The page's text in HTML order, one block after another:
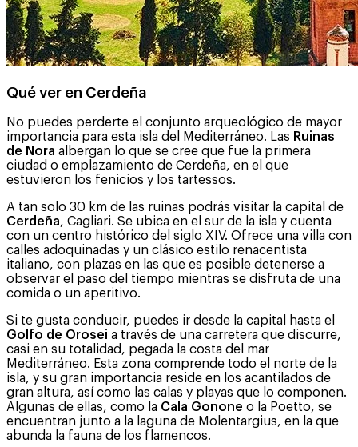
Qué ver en Cerdeña
No puedes perderte el conjunto arqueológico de mayor
importancia para esta isla del Mediterráneo. Las Ruinas
de Nora albergan lo que se cree que fue la primera
ciudad o emplazamiento de Cerdeña, en el que
estuvieron los fenicios y los tartessos.
A tan solo 30 km de las ruinas podrás visitar la capital de
Cerdeña, Cagliari. Se ubica en el sur de la isla y cuenta
con un centro histórico del siglo XIV. Ofrece una villa con
calles adoquinadas y un clásico estilo renacentista
italiano, con plazas en las que es posible detenerse a
observar el paso del tiempo mientras se disfruta de una
comida o un aperitivo.
Si te gusta conducir, puedes ir desde la capital hasta el
Golfo de Orosei a través de una carretera que discurre,
casi en su totalidad, pegada la costa del mar
Mediterráneo. Esta zona comprende todo el norte de la
isla, y su gran importancia reside en los acantilados de
gran altura, así como las calas y playas que lo componen.
Algunas de ellas, como la Cala Gonone o la Poetto, se
encuentran junto a la laguna de Molentargius, en la que
abunda la fauna de los flamencos.